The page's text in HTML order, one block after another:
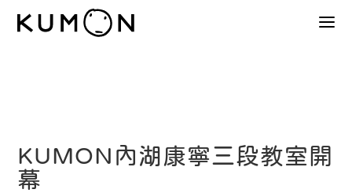
KUMON內湖康寧三段教室開
幕